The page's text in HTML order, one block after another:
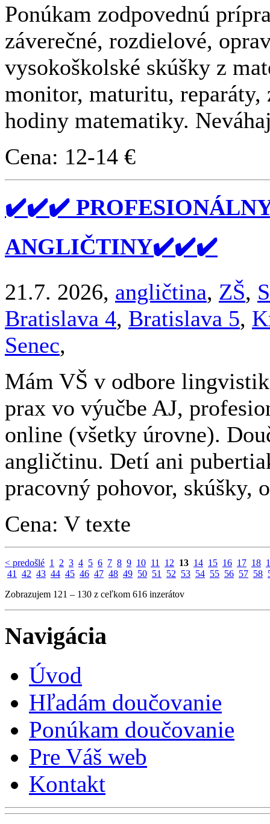
Ponúkam zodpovednú
záverečné, rozdielové,
vysokoškolské skúšky z
monitor, maturitu, reparáty,
hodiny matematiky.
Cena: 12-14 €
✔️✔️✔️
ANGLIČTINY✔️✔️✔️
21.7. 2026, angličtina, ZŠ,
Bratislava 4, Bratislava 5,
Senec,
Mám VŠ v odbore
prax vo výučbe AJ,
online (všetky úrovne).
angličtinu. Detí ani
pracovný pohovor, skúšky,
Cena: V texte
< predošlé 1 2 3 4 5 6 7 8 9 10 11 12 13 14 15 16 17 18
41
42 43 44 45 46 47 48 49 50 51 52 53 54 55 56 57 58
Zobrazujem 121 – 130 z ceľkom 616 inzerátov
Navigácia
Úvod
Hľadám doučovanie
Ponúkam doučovanie
Pre Váš web
Kontakt